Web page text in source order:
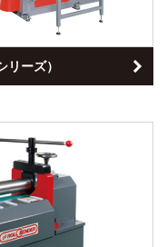
ーズ）